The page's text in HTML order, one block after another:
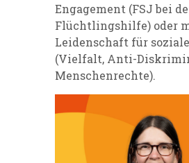
Engagement (FSJ bei
Flüchtlingshilfe) oder
Leidenschaft für
(Vielfalt, Anti-
Menschenrechte).